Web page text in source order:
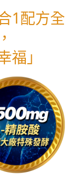
1配方全
福」